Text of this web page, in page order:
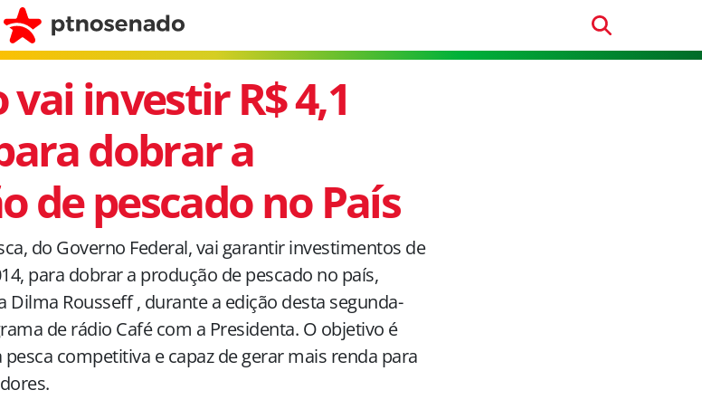
investir R$ 4,1
dobrar a
de pescado no País
do Governo Federal, vai garantir investimentos de
para dobrar a produção de pescado no país,
Dilma Rousseff , durante a edição desta segunda-
de rádio Café com a Presidenta. O objetivo é
competitiva e capaz de gerar mais renda para